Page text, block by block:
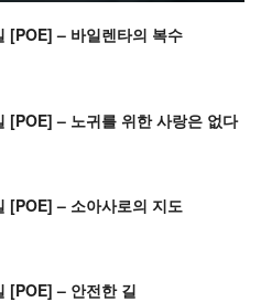
[POE] – 바일렌타의 복수
[POE] – 노귀를 위한 사랑은 없다
[POE] – 소아사로의 지도
[POE] – 안전한 길